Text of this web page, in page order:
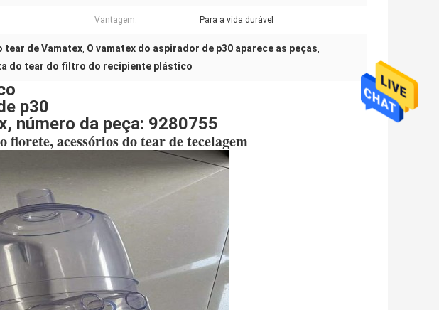
Vantagem: Para a vida durável
tear de Vamatex, O vamatex do aspirador de p30 aparece as peças,
do tear do filtro do recipiente plástico
p30
número da peça: 9280755
florete, acessórios do tear de tecelagem